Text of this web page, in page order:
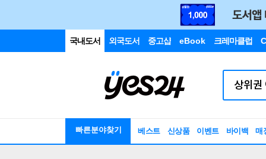
국내도서 외국도서 중고샵 eBook 크레마클럽
빠른분야찾기 베스트 신상품 이벤트 바이백 매